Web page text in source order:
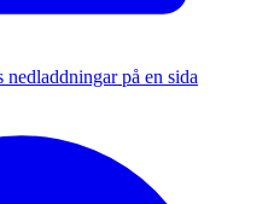
nedladdningar på en sida